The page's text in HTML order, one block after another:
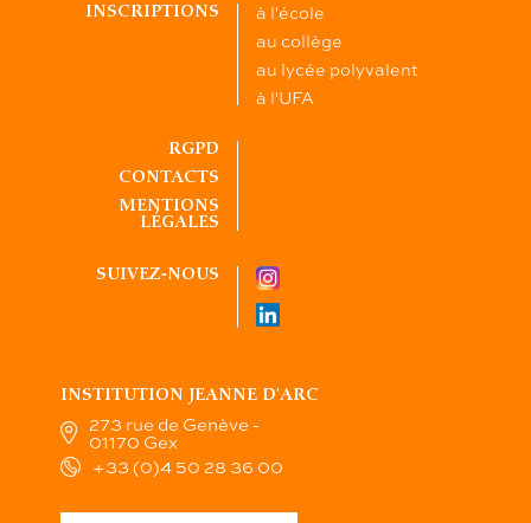
INSCRIPTIONS
à l'école
au collège
au lycée polyvalent
à l'UFA
RGPD
CONTACTS
MENTIONS
LÉGALES
SUIVEZ-NOUS
INSTITUTION JEANNE D'ARC
273 rue de Genève -
01170 Gex
+33 (0)4 50 28 36 00